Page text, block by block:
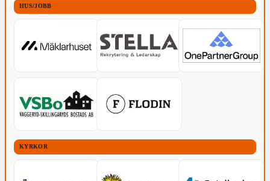
HUS/JOBB
KYRKOR